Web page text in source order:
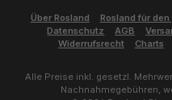
Über Rosland Rosland für
Datenschutz
AGB
Widerrufsrecht
Charts
Alle Preise inkl. gesetzl.
Nachnahmegebühren,